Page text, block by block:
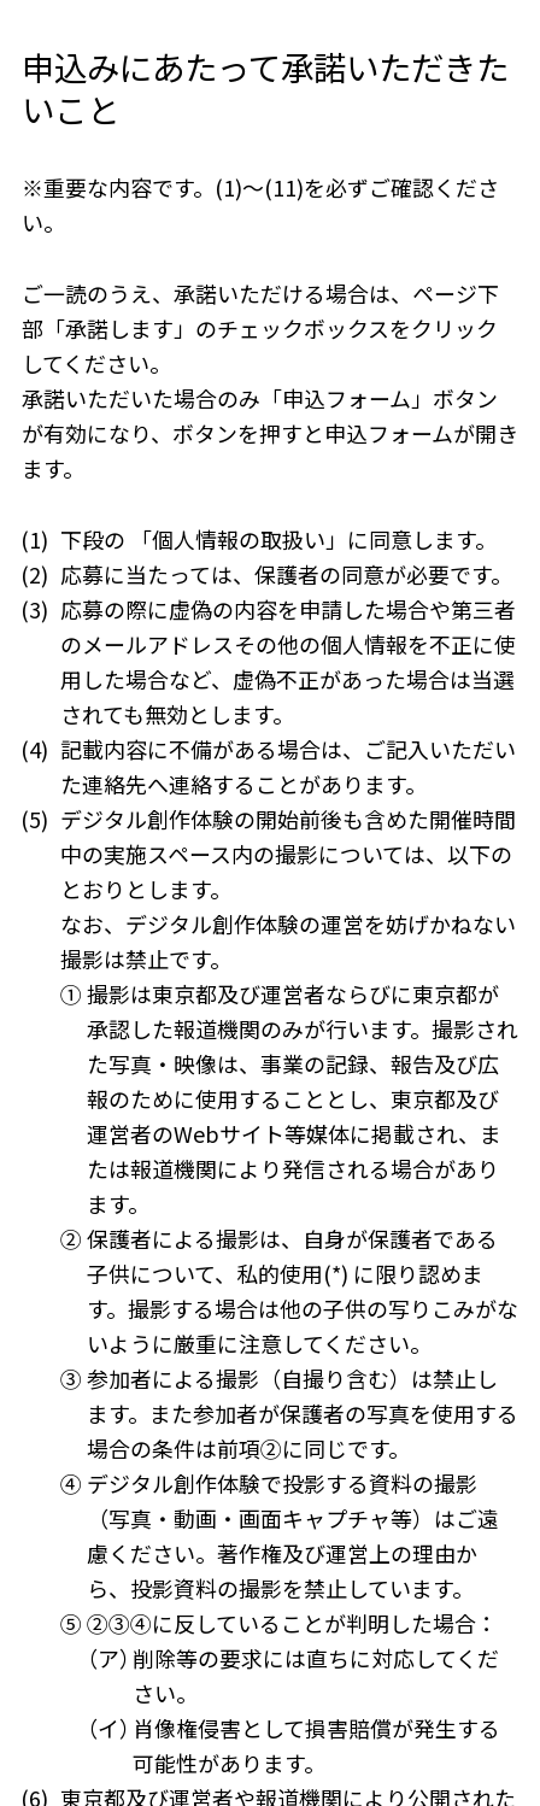
申込みにあたって承諾いただきた
いこと
※重要な内容です。(1)～(11)を必ずご確認くださ
い。
ご一読のうえ、承諾いただける場合は、ページ下
部「承諾します」のチェックボックスをクリック
してください。
承諾いただいた場合のみ「申込フォーム」ボタン
が有効になり、ボタンを押すと申込フォームが開き
ます。
(1) 下段の 「個人情報の取扱い」に同意します。
(2) 応募に当たっては、保護者の同意が必要です。
(3) 応募の際に虚偽の内容を申請した場合や第三者
のメールアドレスその他の個人情報を不正に使
用した場合など、虚偽不正があった場合は当選
されても無効とします。
(4) 記載内容に不備がある場合は、ご記入いただい
た連絡先へ連絡することがあります。
(5) デジタル創作体験の開始前後も含めた開催時間
中の実施スペース内の撮影については、以下の
とおりとします。
なお、デジタル創作体験の運営を妨げかねない
撮影は禁止です。
①撮影は東京都及び運営者ならびに東京都が
承認した報道機関のみが行います。撮影され
た写真・映像は、事業の記録、報告及び広
報のために使用することとし、東京都及び
運営者のWebサイト等媒体に掲載され、ま
たは報道機関により発信される場合があり
ます。
②保護者による撮影は、自身が保護者である
子供について、私的使用(*) に限り認めま
す。撮影する場合は他の子供の写りこみがな
いように厳重に注意してください。
③参加者による撮影（自撮り含む）は禁止し
ます。また参加者が保護者の写真を使用する
場合の条件は前項②に同じです。
④ デジタル創作体験で投影する資料の撮影
（写真・動画・画面キャプチャ等）はご遠
慮ください。著作権及び運営上の理由か
ら、投影資料の撮影を禁止しています。
⑤②③④に反していることが判明した場合：
（ア）削除等の要求には直ちに対応してくだ
さい。
（イ）肖像権侵害として損害賠償が発生する
可能性があります。
(6) 東京都及び運営者や報道機関により公開された